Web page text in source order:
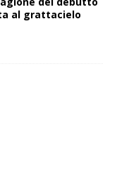
al grattacielo